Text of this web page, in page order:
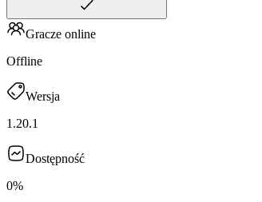
Gracze online
Offline
Wersja
1.20.1
Dostępność
0%